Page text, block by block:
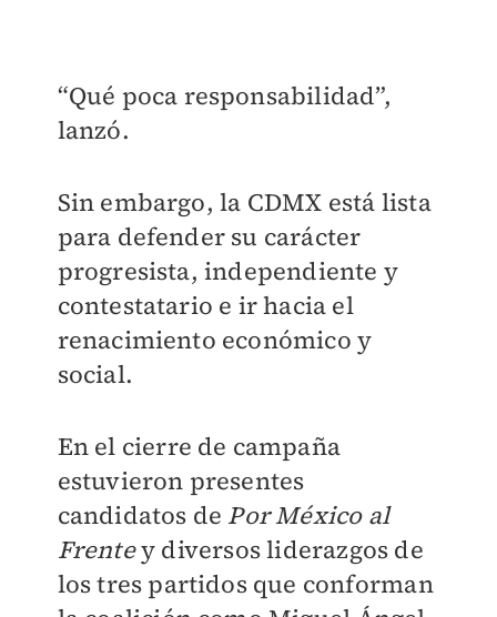
“Qué poca responsabilidad”,
lanzó.
Sin embargo, la CDMX está lista
para defender su carácter
progresista, independiente y
contestatario e ir hacia el
renacimiento económico y
social.
En el cierre de campaña
estuvieron presentes
candidatos de Por México al
Frentey diversos liderazgos de
los tres partidos que conforman